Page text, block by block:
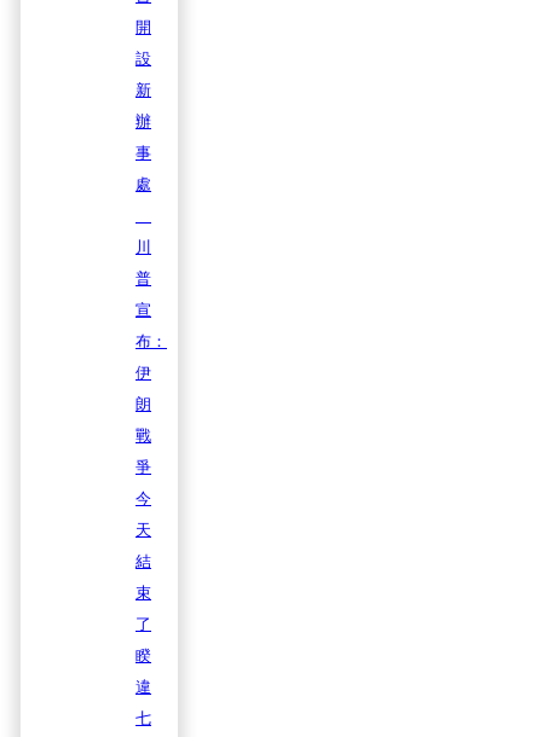
開
設
新
辦
事
處
川
普
宣
布：
伊
朗
戰
爭
今
天
結
束
了
睽
違
七